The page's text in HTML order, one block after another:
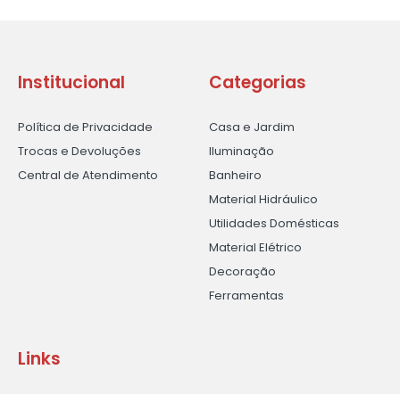
Institucional
Política de Privacidade
Trocas e Devoluções
Central de Atendimento
Categorias
Casa e Jardim
Iluminação
Banheiro
Material Hidráulico
Utilidades Domésticas
Material Elétrico
Decoração
Ferramentas
Links